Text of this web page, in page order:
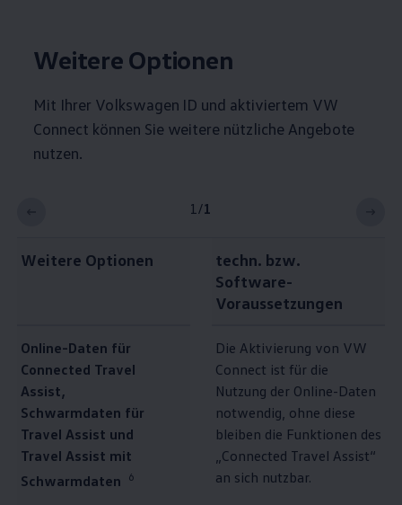
Weitere Optionen
Mit Ihrer Volkswagen ID und aktiviertem VW
Connect können Sie weitere nützliche Angebote
nutzen.
1/1
Weitere Optionen
techn. bzw.
Software-
Voraussetzungen
Online-Daten für
Connected Travel
Assist,
Schwarmdaten für
Travel Assist und
Travel Assist mit
Schwarmdaten⁠
6
Die Aktivierung von VW
Connect ist für die
Nutzung der Online-Daten
notwendig, ohne diese
bleiben die Funktionen des
„Connected Travel Assist“
an sich nutzbar.